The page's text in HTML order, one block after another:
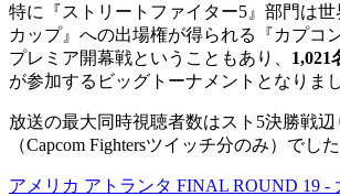
特に『ストリートファイター5』部門は
カップ』への出場権が得られる『カプコ
プレミア開幕戦ということもあり、 1,021
が参加するビッグトーナメントとなりまし
放送の最大同時視聴者数はスト5決勝戦辺
（Capcom Fightersツイッチ分のみ）でした
アメリカ アトランタ FINAL ROUND 19 -